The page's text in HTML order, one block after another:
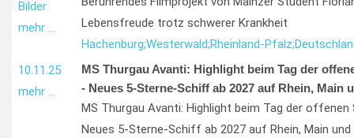
Bilder
mehr …
Lebensfreude trotz schwerer Krankheit
Hachenburg;Westerwald;Rheinland-Pfalz;
10.11.25
mehr …
MS Thurgau Avanti: Highlight beim Tag der
- Neues 5-Sterne-Schiff ab 2027 auf Rhein, Main
MS Thurgau Avanti: Highlight beim Tag der
Neues 5-Sterne-Schiff ab 2027 auf Rhein, Main und